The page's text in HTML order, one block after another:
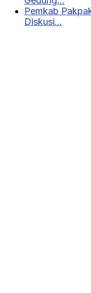
Pemkab
Diskusi…